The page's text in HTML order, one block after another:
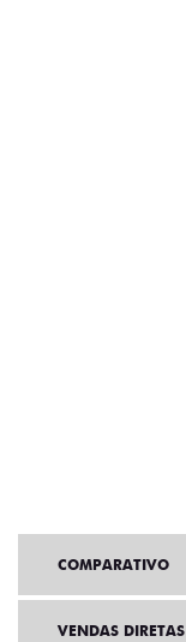
COMPARATIVO
VENDAS DIRETAS